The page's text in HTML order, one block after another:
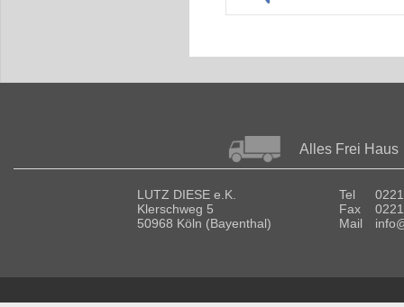
Alles Frei Haus
LUTZ DIESE e.K.
Klerschweg 5
50968 Köln (Bayenthal)
Tel
Fax
Mail